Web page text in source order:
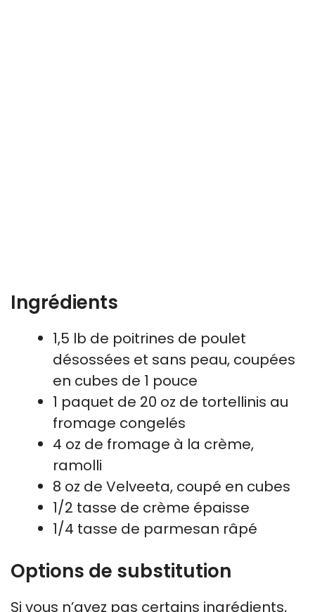
Ingrédients
1,5 lb de poitrines de poulet
désossées et sans peau, coupées
en cubes de 1 pouce
1 paquet de 20 oz de tortellinis au
fromage congelés
4 oz de fromage à la crème,
ramolli
8 oz de Velveeta, coupé en cubes
1/2 tasse de crème épaisse
1/4 tasse de parmesan râpé
Options de substitution
Si vous n’avez pas certains ingrédients,